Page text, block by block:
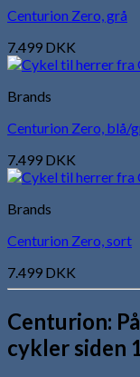
Centurion Zero, grå
7.499 DKK
Brands
Centurion Zero, blå/
7.499 DKK
Brands
Centurion Zero, sort
7.499 DKK
Centurion:
cykler siden